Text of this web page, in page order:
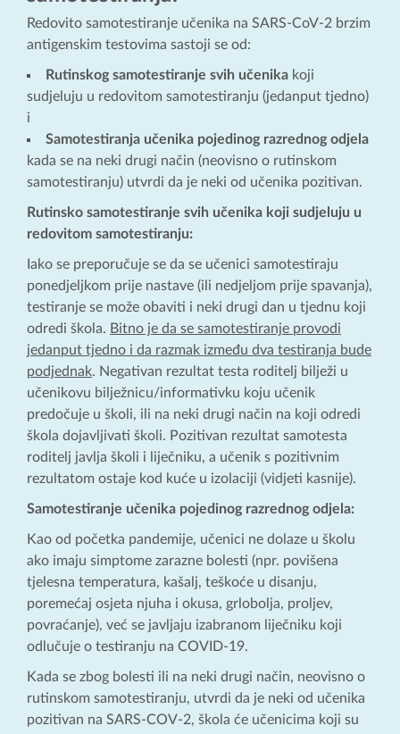
Redovito samotestiranje učenika na SARS-CoV-2 brzim
antigenskim testovima sastoji se od:
Rutinskog samotestiranje svih učenika koji
sudjeluju u redovitom samotestiranju (jedanput tjedno)
i
Samotestiranja učenika pojedinog razrednog odjela
kada se na neki drugi način (neovisno o rutinskom
samotestiranju) utvrdi da je neki od učenika pozitivan.
Rutinsko samotestiranje svih učenika koji sudjeluju u
redovitom samotestiranju:
Iako se preporučuje se da se učenici samotestiraju
ponedjeljkom prije nastave (ili nedjeljom prije spavanja),
testiranje se može obaviti i neki drugi dan u tjednu koji
odredi škola. Bitno je da se samotestiranje provodi
jedanput tjedno i da razmak između dva testiranja bude
podjednak. Negativan rezultat testa roditelj bilježi u
učenikovu bilježnicu/informativku koju učenik
predočuje u školi, ili na neki drugi način na koji odredi
škola dojavljivati školi. Pozitivan rezultat samotesta
roditelj javlja školi i liječniku, a učenik s pozitivnim
rezultatom ostaje kod kuće u izolaciji (vidjeti kasnije).
Samotestiranje učenika pojedinog razrednog odjela:
Kao od početka pandemije, učenici ne dolaze u školu
ako imaju simptome zarazne bolesti (npr. povišena
tjelesna temperatura, kašalj, teškoće u disanju,
poremećaj osjeta njuha i okusa, grlobolja, proljev,
povraćanje), već se javljaju izabranom liječniku koji
odlučuje o testiranju na COVID-19.
Kada se zbog bolesti ili na neki drugi način, neovisno o
rutinskom samotestiranju, utvrdi da je neki od učenika
pozitivan na SARS-COV-2, škola će učenicima koji su